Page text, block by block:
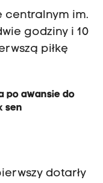
centralnym im.
godziny i 10
piłkę
po awansie do
sen
dotarły